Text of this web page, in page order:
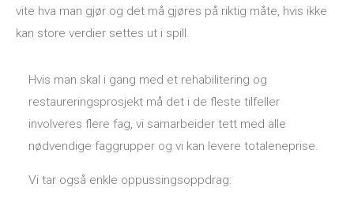
vite hva man gjør og det må gjøres på riktig måte, hvis ikke
kan store verdier settes ut i spill.
Hvis man skal i gang med et rehabilitering og
restaureringsprosjekt må det i de fleste tilfeller
involveres flere fag, vi samarbeider tett med alle
nødvendige faggrupper og vi kan levere totaleneprise.
Vi tar også enkle oppussingsoppdrag: